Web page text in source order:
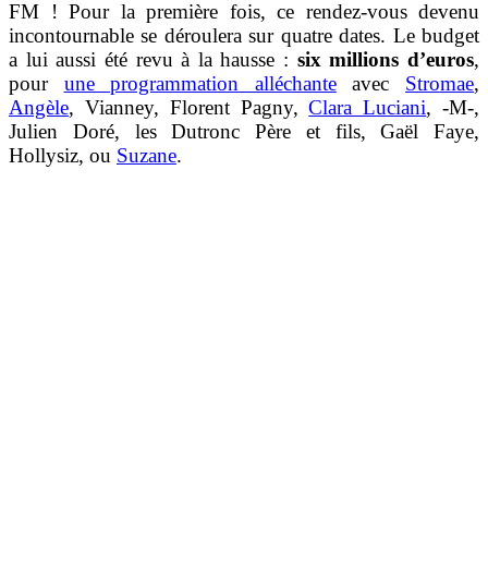
FM ! Pour la première fois, ce rendez-vous devenu
incontournable se déroulera sur quatre dates. Le budget
a lui aussi été revu à la hausse : six millions d’euros,
pour une programmation alléchanteavec Stromae,
Angèle, Vianney, Florent Pagny,Clara Luciani, -M-,
Julien Doré, les Dutronc Père et fils, Gaël Faye,
Hollysiz, ou Suzane.